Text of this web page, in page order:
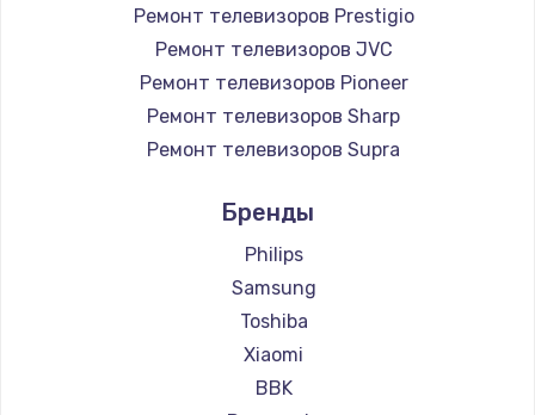
Замена микросхемы NFC
1100 руб.
Заказать
Замена шим-контроллера
Заказать
Настройка Wi-Fi
1030 руб.
Заказать
Ремонт телевизоров Prestigio
Ремонт телевизоров JVC
Ремонт телевизоров Pioneer
Ремонт телевизоров Sharp
Ремонт телевизоров Supra
Ремонт телевизоров Hisense
Ремонт телевизоров Daewoo
Ремонт телевизоров Centek
Ремонт телевизоров Telefunken
Ремонт телевизоров Hyundai
Ремонт телевизоров Doffler
Бренды
Philips
Samsung
Toshiba
Xiaomi
BBK